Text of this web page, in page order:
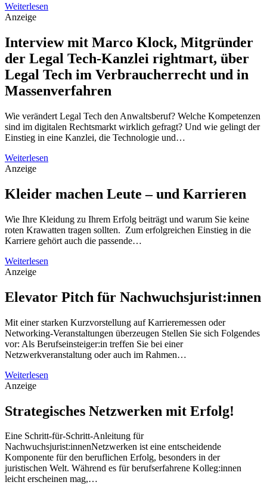
Weiterlesen
Anzeige
Interview mit Marco Klock, Mitgründer
der Legal Tech-Kanzlei rightmart, über
Legal Tech im Verbraucherrecht und in
Massenverfahren
Wie verändert Legal Tech den Anwaltsberuf? Welche Kompetenzen
sind im digitalen Rechtsmarkt wirklich gefragt? Und wie gelingt der
Einstieg in eine Kanzlei, die Technologie und…
Weiterlesen
Anzeige
Kleider machen Leute – und Karrieren
Wie Ihre Kleidung zu Ihrem Erfolg beiträgt und warum Sie keine
roten Krawatten tragen sollten. Zum erfolgreichen Einstieg in die
Karriere gehört auch die passende…
Weiterlesen
Anzeige
Elevator Pitch für Nachwuchsjurist:innen
Mit einer starken Kurzvorstellung auf Karrieremessen oder
Networking-Veranstaltungen überzeugen Stellen Sie sich Folgendes
vor: Als Berufseinsteiger:in treffen Sie bei einer
Netzwerkveranstaltung oder auch im Rahmen…
Weiterlesen
Anzeige
Strategisches Netzwerken mit Erfolg!
Eine Schritt-für-Schritt-Anleitung für
Nachwuchsjurist:innenNetzwerken ist eine entscheidende
Komponente für den beruflichen Erfolg, besonders in der
juristischen Welt. Während es für berufserfahrene Kolleg:innen
leicht erscheinen mag,…